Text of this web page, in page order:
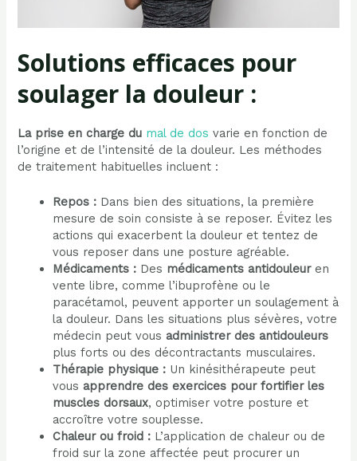
Solutions efficaces pour
soulager la douleur :
La prise en charge du mal de dos varie en fonction de
l’origine et de l’intensité de la douleur. Les méthodes
de traitement habituelles incluent :
Repos : Dans bien des situations, la première
mesure de soin consiste à se reposer. Évitez les
actions qui exacerbent la douleur et tentez de
vous reposer dans une posture agréable.
Médicaments : Des médicaments antidouleuren
vente libre, comme l’ibuprofène ou le
paracétamol, peuvent apporter un soulagement à
la douleur. Dans les situations plus sévères, votre
médecin peut vous administrer des antidouleurs
plus forts ou des décontractants musculaires.
Thérapie physique : Un kinésithérapeute peut
vous apprendre des exercices pour fortifier les
muscles dorsaux, optimiser votre posture et
accroître votre souplesse.
Chaleur ou froid : L’application de chaleur ou de
froid sur la zone affectée peut procurer un